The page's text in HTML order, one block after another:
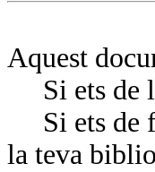
Aquest
Si ets de
Si ets de
la teva